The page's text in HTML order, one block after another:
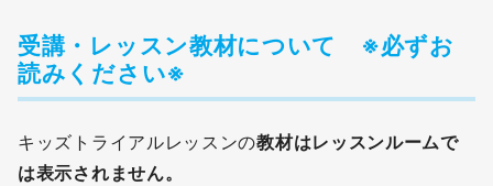
受講・レッスン教材について ※必ずお
読みください※
キッズトライアルレッスンの教材はレッスンルームで
は表示されません。